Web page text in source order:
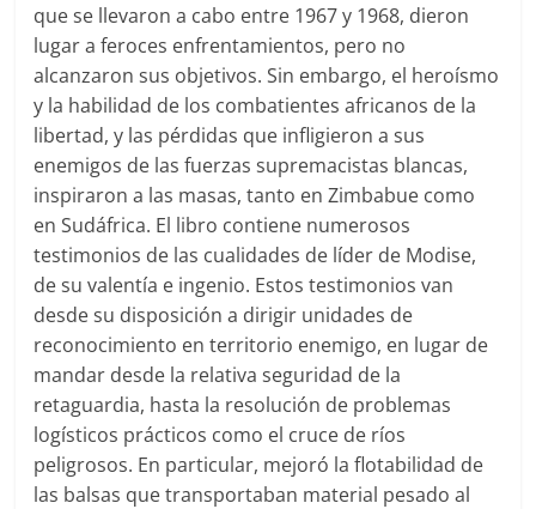
que se llevaron a cabo entre 1967 y 1968, dieron
lugar a feroces enfrentamientos, pero no
alcanzaron sus objetivos. Sin embargo, el heroísmo
y la habilidad de los combatientes africanos de la
libertad, y las pérdidas que infligieron a sus
enemigos de las fuerzas supremacistas blancas,
inspiraron a las masas, tanto en Zimbabue como
en Sudáfrica. El libro contiene numerosos
testimonios de las cualidades de líder de Modise,
de su valentía e ingenio. Estos testimonios van
desde su disposición a dirigir unidades de
reconocimiento en territorio enemigo, en lugar de
mandar desde la relativa seguridad de la
retaguardia, hasta la resolución de problemas
logísticos prácticos como el cruce de ríos
peligrosos. En particular, mejoró la flotabilidad de
las balsas que transportaban material pesado al